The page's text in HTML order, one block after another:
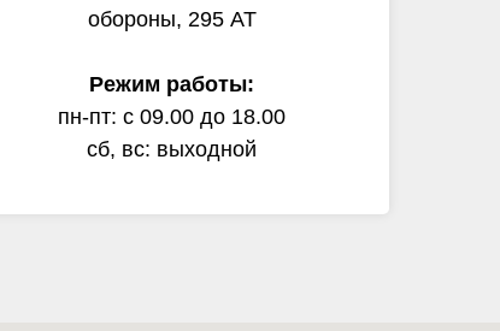
обороны, 295 АТ
Режим работы:
пн-пт: с 09.00 до 18.00
сб, вс: выходной